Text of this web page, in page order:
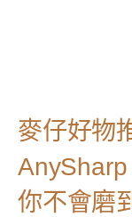
麥仔好物
你不會磨